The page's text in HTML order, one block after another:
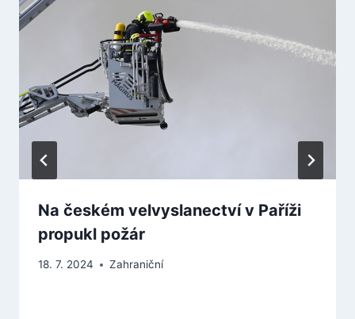
Na českém velvyslanectví v Paříži
propukl požár
18. 7. 2024 Zahraniční